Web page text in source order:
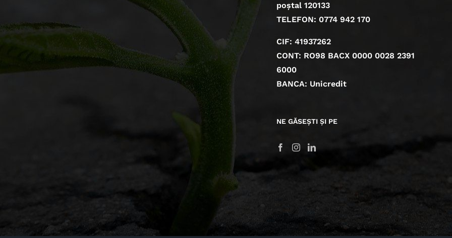
poștal 120133
TELEFON: 0774 942 170
CIF: 41937262
CONT: RO98 BACX 0000 0028 2391
6000
BANCA: Unicredit
NE GĂSEȘTI ȘI PE